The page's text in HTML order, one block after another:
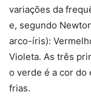
variações da
e, segundo
arco-íris):
Violeta. As três
o verde é a cor do
frias.